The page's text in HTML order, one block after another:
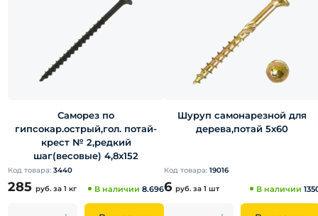
Саморез по
гипсокар.острый,гол. потай-
крест № 2,редкий
шаг(весовые) 4,8х152
Код товара: 3440
285 руб. за 1 кг В наличии 8.696
Шуруп самонарезной для
дерева,потай 5х60
Код товара: 19016
6 руб. за 1 шт В наличии